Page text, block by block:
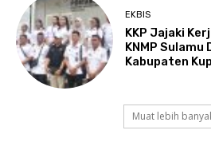
EKBIS
KKP Jajaki
KNMP Sulamu
Kabupaten
Muat lebih